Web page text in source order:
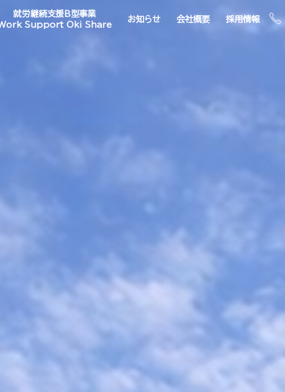
就労継続支援B型事業
Support Oki Share
お知らせ 会社概要 採用情報